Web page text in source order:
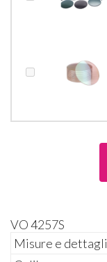
VO 4257S
Misure e dettagli